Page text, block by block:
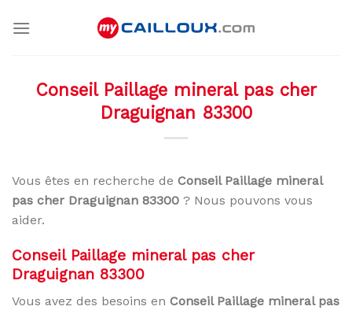
Conseil Paillage mineral pas cher
Draguignan 83300
Vous êtes en recherche de Conseil Paillage mineral
pas cher Draguignan 83300 ? Nous pouvons vous
aider.
Conseil Paillage mineral pas cher
Draguignan 83300
Vous avez des besoins en Conseil Paillage mineral pas